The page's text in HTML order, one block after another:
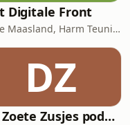
Digitale Front
Dave Maasland, Harm Teunis / Corti Media
DZ
De Zoete Zusjes podcast